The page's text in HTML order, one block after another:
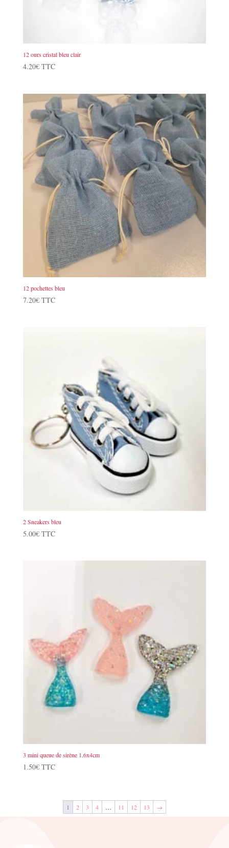
12 ours cristal bleu clair
4.20€ TTC
12 pochettes bleu
7.20€ TTC
2 Sneakers bleu
5.00€ TTC
3 mini queue de sirène 1.6x4cm
1.50€ TTC
1 2 3 4 … 11 12 13 →